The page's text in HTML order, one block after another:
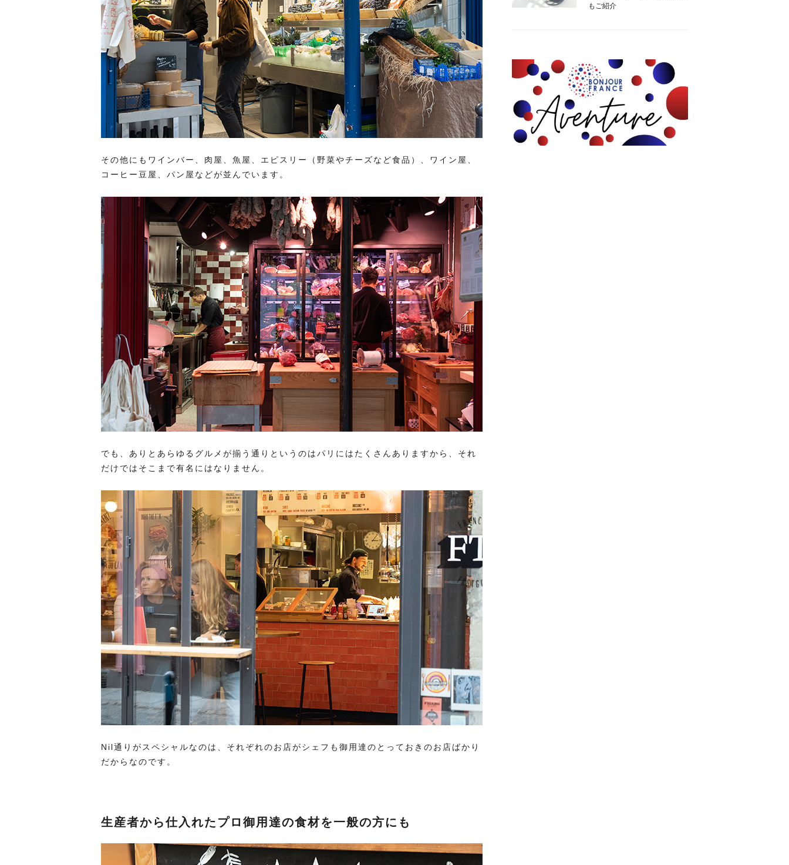
その他にもワインバー、肉屋、魚屋、エピスリー（野菜やチーズなど食品）、ワイン屋、
コーヒー豆屋、パン屋などが並んでいます。
でも、ありとあらゆるグルメが揃う通りというのはパリにはたくさんありますから、それ
だけではそこまで有名にはなりません。
Nil通りがスペシャルなのは、それぞれのお店がシェフも御用達のとっておきのお店ばかり
だからなのです。
生産者から仕入れたプロ御用達の食材を一般の方にも
もご紹介